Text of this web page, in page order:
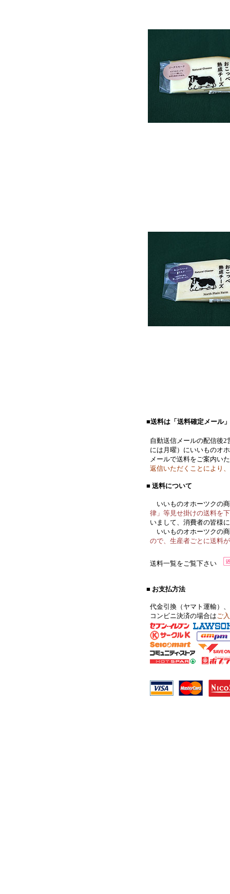
■送料は「送料確定メール
自動送信メールの配信後
には月曜）にいいものオ
メールで送料をご案内い
返信いただくことにより
■ 送料について
いいものオホーツクの
律」等見せ掛けの送料を
いまして、消費者の皆様
いいものオホーツクの
ので、生産者ごとに送料
送料一覧をご覧下さい
■ お支払方法
代金引換（ヤマト運輸）
コンビニ決済の場合はご